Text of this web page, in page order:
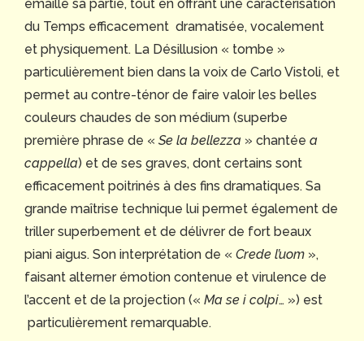
émaillé sa partie, tout en offrant une caractérisation
du Temps efficacement dramatisée, vocalement
et physiquement. La Désillusion « tombe »
particulièrement bien dans la voix de Carlo Vistoli, et
permet au contre-ténor de faire valoir les belles
couleurs chaudes de son médium (superbe
première phrase de « Se la bellezza » chantée a
cappella) et de ses graves, dont certains sont
efficacement poitrinés à des fins dramatiques. Sa
grande maîtrise technique lui permet également de
triller superbement et de délivrer de fort beaux
piani aigus. Son interprétation de « Crede l’uom »,
faisant alterner émotion contenue et virulence de
l’accent et de la projection (« Ma se i colpi… ») est
particulièrement remarquable.